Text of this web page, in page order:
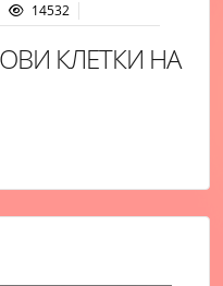
14532
КЛЕТКИ НА